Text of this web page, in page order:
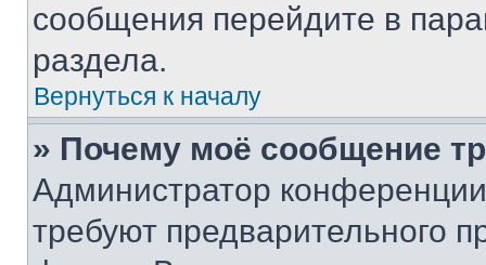
сообщения перейдите в
раздела.
Вернуться к началу
» Почему моё сообщение
Администратор
требуют предварительного